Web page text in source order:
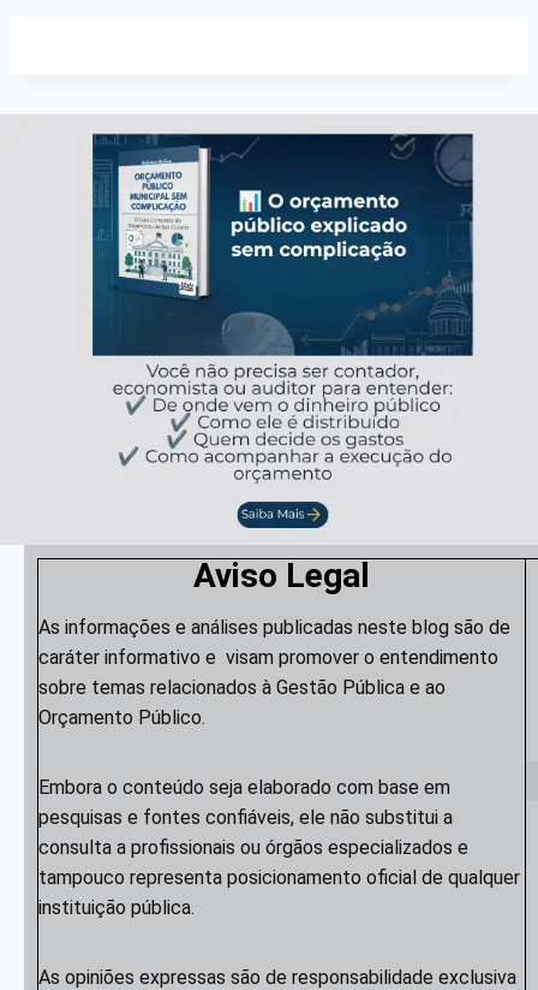
Aviso Legal
As informações e análises publicadas neste blog são de
caráter informativo e visam promover o entendimento
sobre temas relacionados à Gestão Pública e ao
Orçamento Público.
Embora o conteúdo seja elaborado com base em
pesquisas e fontes confiáveis, ele não substitui a
consulta a profissionais ou órgãos especializados e
tampouco representa posicionamento oficial de qualquer
instituição pública.
As opiniões expressas são de responsabilidade exclusiva